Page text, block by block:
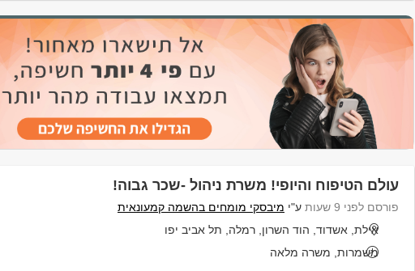
עולם הטיפוח והיופי! משרת ניהול -שכר גבוה!
פורסם לפני 9 שעות ע"י מיבסקי מומחים בהשמה קמעונאית
אילת, אשדוד, הוד השרון, רמלה, תל אביב יפו
משמרות, משרה מלאה